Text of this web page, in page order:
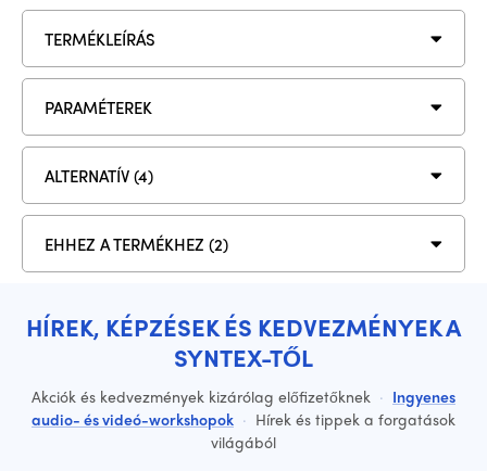
TERMÉKLEÍRÁS
PARAMÉTEREK
ALTERNATÍV (4)
EHHEZ A TERMÉKHEZ (2)
HÍREK, KÉPZÉSEK ÉS KEDVEZMÉNYEK A
SYNTEX-TŐL
Akciók és kedvezmények kizárólag előfizetőknek · Ingyenes
audio- és videó-workshopok · Hírek és tippek a forgatások
világából